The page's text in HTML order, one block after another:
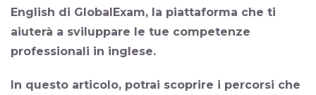
English di GlobalExam, la piattaforma che ti
aiuterà a sviluppare le tue competenze
professionali in inglese.
In questo articolo, potrai scoprire i percorsi che